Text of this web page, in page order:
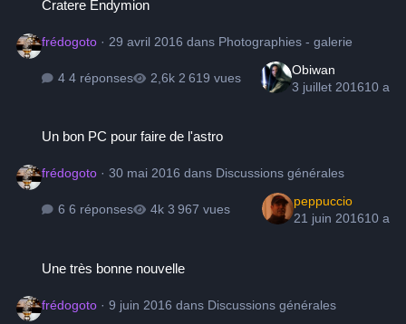
Cratere Endymion
frédogoto · 29 avril 2016 dans Photographies - galerie
4 réponses 2 619 vues
Obiwan
3 juillet 201610 a
Un bon PC pour faire de l'astro
frédogoto ·30 mai 2016 dans Discussions générales
6 réponses 3 967 vues
peppuccio
21 juin 201610 a
Une très bonne nouvelle
frédogoto ·9 juin 2016 dans Discussions générales